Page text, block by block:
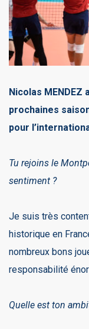
Nicolas
prochaines
pour
Tu rejoins le
sentiment ?
Je suis très
historique en
nombreux bons
responsabilité
Quelle est ton